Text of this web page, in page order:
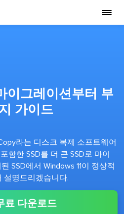
이그레이션부터 부
가이드
라는 디스크 복제 소프트웨어
함한 SSD를 더 큰 SSD로 마이
SSD에서 Windows 11이 정상적
설명드리겠습니다.
료 다운로드